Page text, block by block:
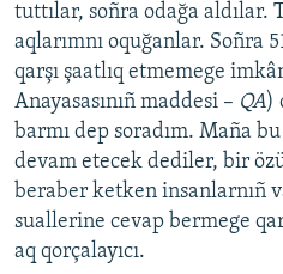
tuttılar, soñra odağa
aqlarımnı oquğanlar. Soñra
qarşı şaatlıq etmemege
Anayasasınıñ maddesi – QA)
barmı dep soradım. Maña
devam etecek dediler, bir
beraber ketken insanlarnıñ
suallerine cevap bermege
aq qorçalayıcı.